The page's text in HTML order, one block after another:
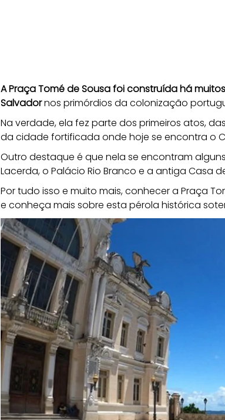
A Praça Tomé de Sousa foi construída há
Salvador nos primórdios da colonização
Na verdade, ela fez parte dos primeiros atos,
da cidade fortificada onde hoje se encontra o
Outro destaque é que nela se encontram
Lacerda, o Palácio Rio Branco e a antiga Casa
Por tudo isso e muito mais, conhecer a Praça
e conheça mais sobre esta pérola histórica